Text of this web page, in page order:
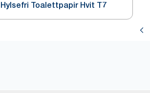
Hylsefri Toalettpapir Hvit T7